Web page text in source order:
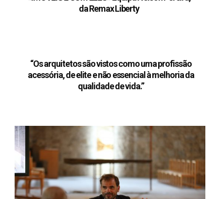
da Remax Liberty
“Os arquitetos são vistos como uma profissão
acessória, de elite e não essencial à melhoria da
qualidade de vida.”